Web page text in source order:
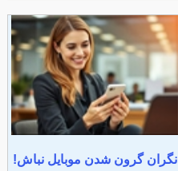
نگران گرون شدن موبایل نباش!